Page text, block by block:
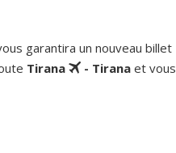
garantira un nouveau billet
Tirana - Tirana et vous